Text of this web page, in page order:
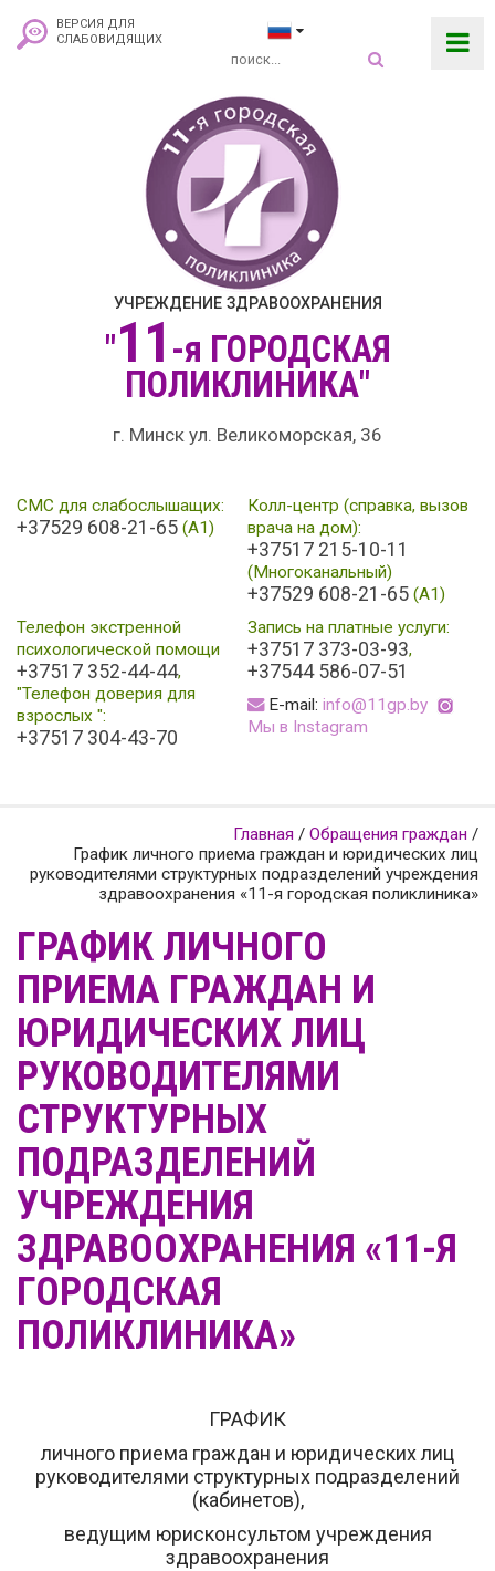
ВЕРСИЯ ДЛЯ
СЛАБОВИДЯЩИХ
УЧРЕЖДЕНИЕ ЗДРАВООХРАНЕНИЯ
"11 -я ГОРОДСКАЯ
ПОЛИКЛИНИКА"
г. Минск ул. Великоморская, 36
СМС для слабослышащих:
+37529 608-21-65 (А1)
Колл-центр (справка, вызов
врача на дом):
+37517 215-10-11
(Многоканальный)
+37529 608-21-65 (A1)
Телефон экстренной
психологической помощи
+37517 352-44-44,
"Телефон доверия для
взрослых ":
+37517 304-43-70
Запись на платные услуги:
+37517 373-03-93,
+37544 586-07-51
E-mail: info@11gp.by
Мы в Instagram
Главная / Обращения граждан /
График личного приема граждан и юридических лиц
руководителями структурных подразделений учреждения
здравоохранения «11-я городская поликлиника»
ГРАФИК ЛИЧНОГО
ПРИЕМА ГРАЖДАН И
ЮРИДИЧЕСКИХ ЛИЦ
РУКОВОДИТЕЛЯМИ
СТРУКТУРНЫХ
ПОДРАЗДЕЛЕНИЙ
УЧРЕЖДЕНИЯ
ЗДРАВООХРАНЕНИЯ «11-Я
ГОРОДСКАЯ
ПОЛИКЛИНИКА»
ГРАФИК
личного приема граждан и юридических лиц
руководителями структурных подразделений
(кабинетов),
ведущим юрисконсультом учреждения
здравоохранения